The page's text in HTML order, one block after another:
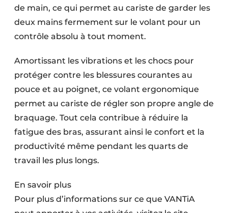
de main, ce qui permet au cariste de garder les
deux mains fermement sur le volant pour un
contrôle absolu à tout moment.
Amortissant les vibrations et les chocs pour
protéger contre les blessures courantes au
pouce et au poignet, ce volant ergonomique
permet au cariste de régler son propre angle de
braquage. Tout cela contribue à réduire la
fatigue des bras, assurant ainsi le confort et la
productivité même pendant les quarts de
travail les plus longs.
En savoir plus
Pour plus d’informations sur ce que VANTiA